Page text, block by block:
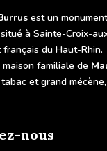
est un
à Sainte-Croix-
du Haut-Rhin.
maison familiale de
et grand
nous